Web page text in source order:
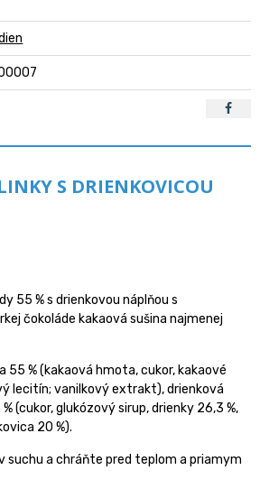
S DRIENKOVICOU
55 % s drienkovou náplňou s
čokoláde kakaová sušina najmenej
55 % (kakaová hmota, cukor, kakaové
lecitín; vanilkový extrakt), drienková
(cukor, glukózový sirup, drienky 26,3 %,
20 %).
suchu a chráňte pred teplom a priamym